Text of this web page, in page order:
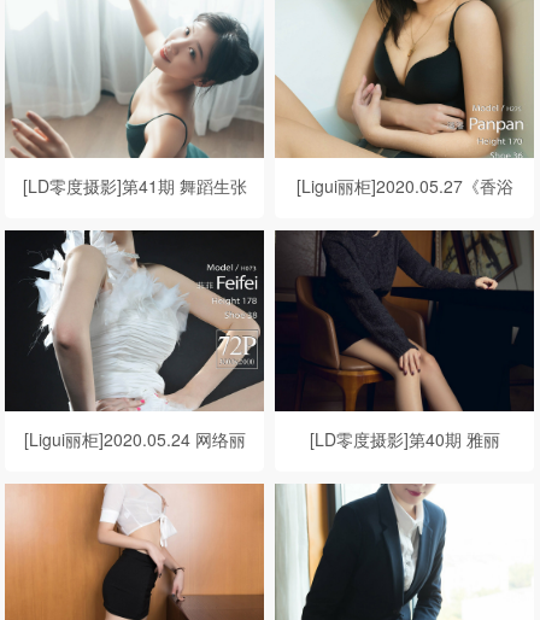
[LD零度摄影]第41期 舞蹈生张
[Ligui丽柜]2020.05.27《香浴
[Ligui丽柜]2020.05.24 网络丽
[LD零度摄影]第40期 雅丽